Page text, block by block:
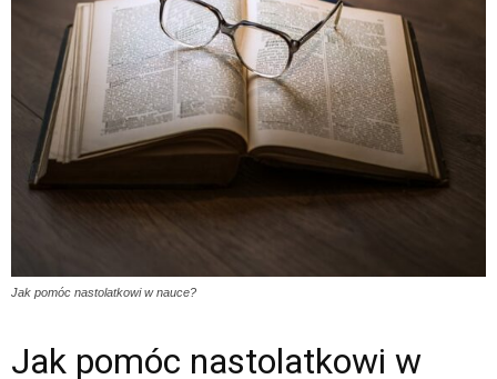
Jak pomóc nastolatkowi w nauce?
Jak pomóc nastolatkowi w